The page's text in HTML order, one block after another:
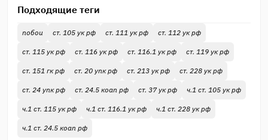
Подходящие теги
побои ст. 105 ук рф ст. 111 ук рф ст. 112 ук рф
ст. 115 ук рф ст. 116 ук рф ст. 116.1 ук рф ст. 119 ук рф
ст. 151 гк рф ст. 20 упк рф ст. 213 ук рф ст. 228 ук рф
ст. 24 упк рф ст. 24.5 коап рф ст. 37 ук рф ч.1 ст. 105 ук рф
ч.1 ст. 115 ук рф ч.1 ст. 116.1 ук рф ч.1 ст. 228 ук рф
ч.1 ст. 24.5 коап рф